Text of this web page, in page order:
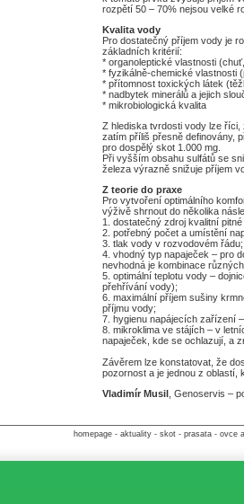
rozpětí 50 – 70% nejsou velké
Kvalita vody
Pro dostatečný příjem vody je
základních kritérií:
* organoleptické vlastnosti
* fyzikálně-chemické vlastnosti
* přítomnost toxických látek
* nadbytek minerálů a jejich
* mikrobiologická kvalita
Z hlediska tvrdosti vody lze
zatím příliš přesně definovány,
pro dospělý skot 1.000 mg.
Při vyšším obsahu sulfátů se
železa výrazně snižuje příjem
Z teorie do praxe
Pro vytvoření optimálního
výživě shrnout do několika
1. dostatečný zdroj kvalitní
2. potřebný počet a umístění
3. tlak vody v rozvodovém řádu;
4. vhodný typ napaječek – pro
nevhodná je kombinace
5. optimální teplotu vody –
přehřívání vody);
6. maximální příjem sušiny
příjmu vody;
7. hygienu napájecích zařízení
8. mikroklima ve stájích – v
napaječek, kde se ochlazují, a
Závěrem lze konstatovat, že
pozornost a je jednou z
Vladimír Musil , Genoservis –
homepage- aktuality- skot- prasata- ovce